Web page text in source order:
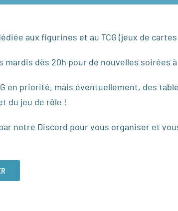
aux figurines et au TCG (jeux de
mardis dès 20h pour de nouvelles soirées
en priorité, mais éventuellement, des
du jeu de rôle !
notre Discord pour vous organiser et